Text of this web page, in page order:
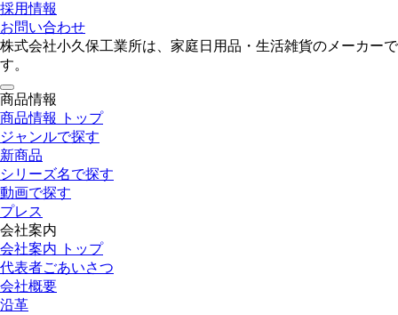
採用情報
お問い合わせ
株式会社小久保工業所は、家庭日用品・生活雑貨のメーカーで
す。
toggle
navigation
商品情報
商品情報 トップ
ジャンルで探す
新商品
シリーズ名で探す
動画で探す
プレス
会社案内
会社案内 トップ
代表者ごあいさつ
会社概要
沿革